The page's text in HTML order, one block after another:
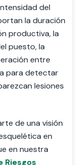
del
la duración
productiva, la
puesto, la
entre
para detectar
lesiones
de una visión
en
en nuestra
Riesgos